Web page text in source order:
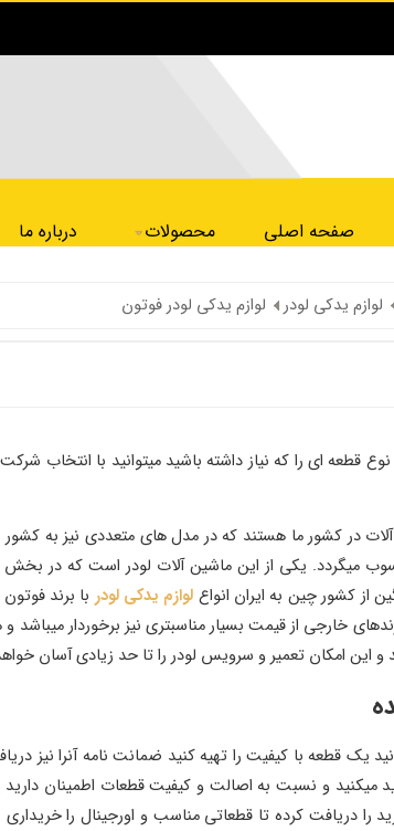
صفحه اصلی محصولات درباره ما
لوازم یدکی لودر لوازم یدکی لودر فوتون
قطعه ای را که نیاز داشته باشید میتوانید با
در کشور ما هستند که در مدل های متعددی نیز به کشور
میگردد. یکی از این ماشین آلات لودر است که در بخش
از کشور چین به ایران انواع لوازم یدکی لودر با برند
خارجی از قیمت بسیار مناسبتری نیز برخوردار میباشد و
و این امکان تعمیر و سرویس لودر را تا حد زیادی آسان
یک قطعه با کیفیت را تهیه کنید ضمانت نامه آنرا نیز
میکنید و نسبت به اصالت و کیفیت قطعات اطمینان
دریافت کرده تا قطعاتی مناسب و اورجینال را